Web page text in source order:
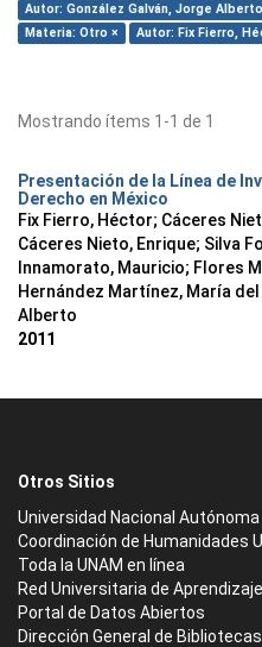
Autor: González Galván, Jorge
Materia: Otro ×
Autor: Fix Fierro,
Mostrando ítems 1-1 de 1
Presentación de la Línea de
Derecho en México
Fix Fierro, Héctor; Cáceres
Cáceres Nieto, Enrique; Silva
Innamorato, Mauricio; Flores
Hernández Martínez, María del
Alberto
2011
Otros Sitios
Universidad Nacional
Coordinación de Humanidades
Toda la UNAM en línea
Red Universitaria de Aprendizaje
Portal de Datos Abiertos
Dirección General de Bibliotecas